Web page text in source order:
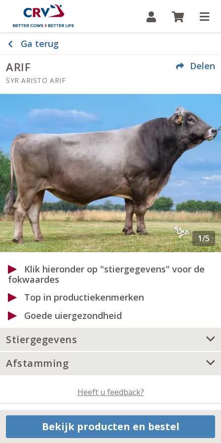
Inloggen
Ga terug
ARIF
SYR ARISTO ARIF
Delen
Klik hieronder op "stiergegevens" voor de
fokwaardes
Top in productiekenmerken
Goede uiergezondheid
Bekijk producten en bestel
Stiergegevens
Afstamming
Heeft u feedback?